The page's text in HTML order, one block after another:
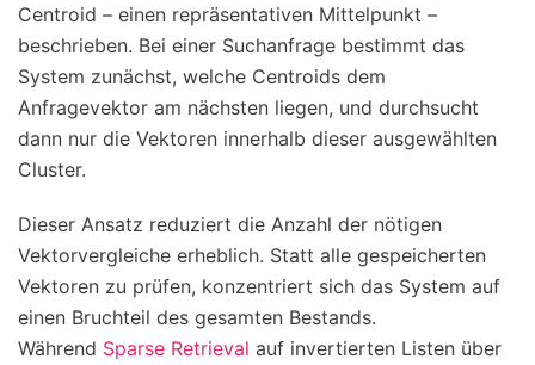
Centroid – einen repräsentativen Mittelpunkt –
beschrieben. Bei einer Suchanfrage bestimmt das
System zunächst, welche Centroids dem
Anfragevektor am nächsten liegen, und durchsucht
dann nur die Vektoren innerhalb dieser ausgewählten
Cluster.
Dieser Ansatz reduziert die Anzahl der nötigen
Vektorvergleiche erheblich. Statt alle gespeicherten
Vektoren zu prüfen, konzentriert sich das System auf
einen Bruchteil des gesamten Bestands.
Während Sparse Retrieval auf invertierten Listen über